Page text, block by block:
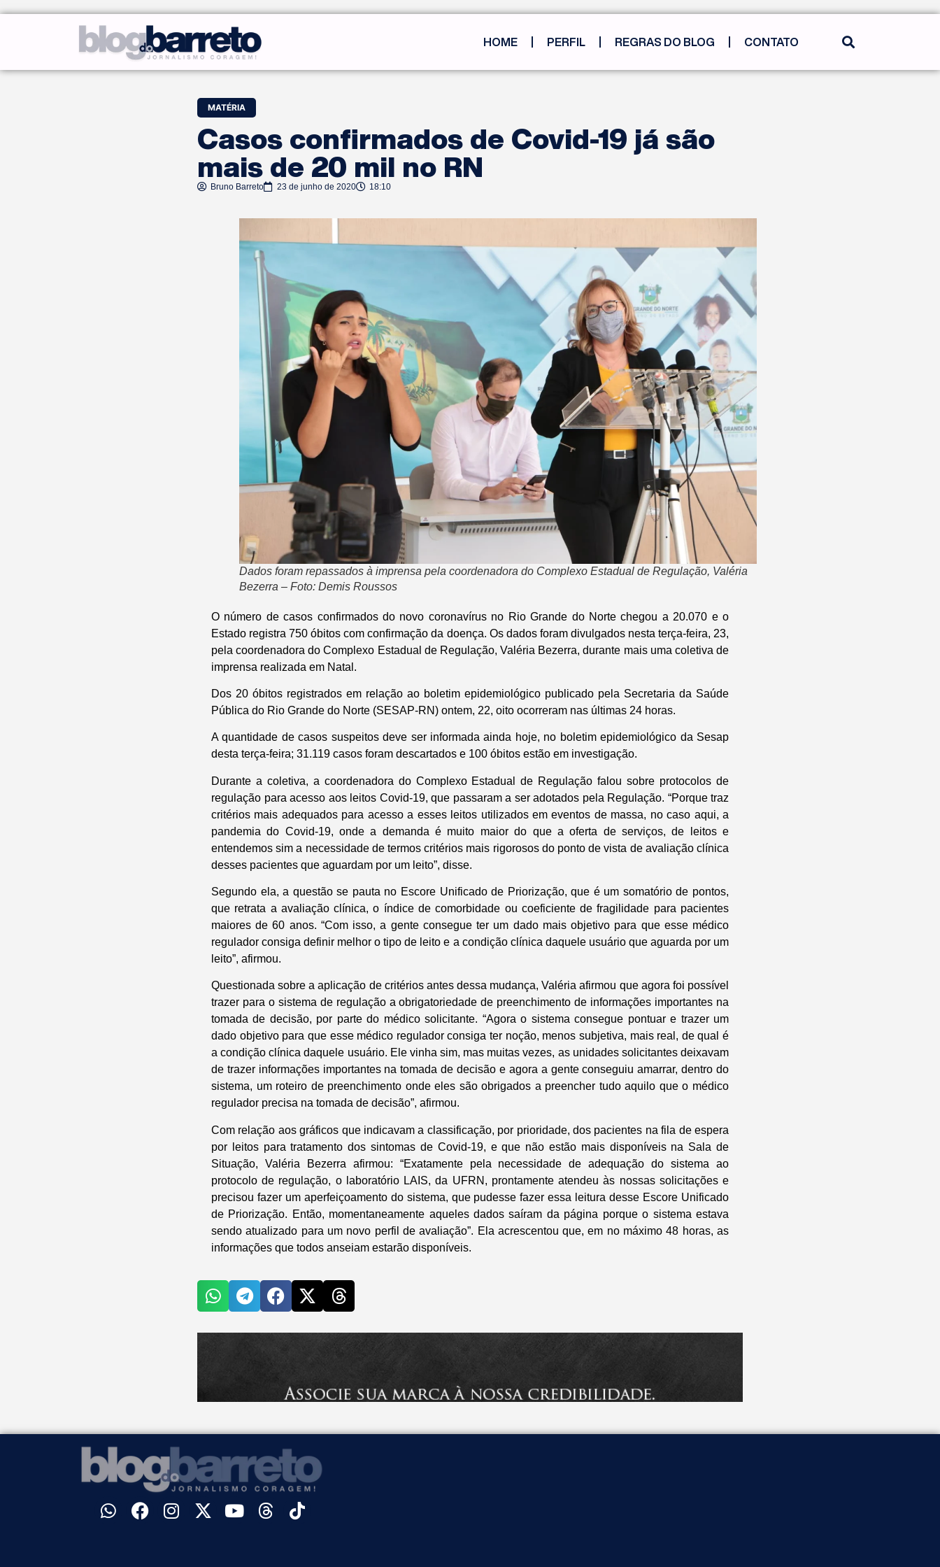
HOME PERFIL REGRAS DO BLOG CONTATO
MATÉRIA
Casos confirmados de Covid-19 já são
mais de 20 mil no RN
Bruno Barreto 23 de junho de 2020 18:10
Dados foram repassados à imprensa pela coordenadora do Complexo Estadual de Regulação, Valéria
Bezerra – Foto: Demis Roussos
O número de casos confirmados do novo coronavírus no Rio Grande do Norte chegou a 20.070 e o
Estado registra 750 óbitos com confirmação da doença. Os dados foram divulgados nesta terça-feira, 23,
pela coordenadora do Complexo Estadual de Regulação, Valéria Bezerra, durante mais uma coletiva de
imprensa realizada em Natal.
Dos 20 óbitos registrados em relação ao boletim epidemiológico publicado pela Secretaria da Saúde
Pública do Rio Grande do Norte (SESAP-RN) ontem, 22, oito ocorreram nas últimas 24 horas.
A quantidade de casos suspeitos deve ser informada ainda hoje, no boletim epidemiológico da Sesap
desta terça-feira; 31.119 casos foram descartados e 100 óbitos estão em investigação.
Durante a coletiva, a coordenadora do Complexo Estadual de Regulação falou sobre protocolos de
regulação para acesso aos leitos Covid-19, que passaram a ser adotados pela Regulação. “Porque traz
critérios mais adequados para acesso a esses leitos utilizados em eventos de massa, no caso aqui, a
pandemia do Covid-19, onde a demanda é muito maior do que a oferta de serviços, de leitos e
entendemos sim a necessidade de termos critérios mais rigorosos do ponto de vista de avaliação clínica
desses pacientes que aguardam por um leito”, disse.
Segundo ela, a questão se pauta no Escore Unificado de Priorização, que é um somatório de pontos,
que retrata a avaliação clínica, o índice de comorbidade ou coeficiente de fragilidade para pacientes
maiores de 60 anos. “Com isso, a gente consegue ter um dado mais objetivo para que esse médico
regulador consiga definir melhor o tipo de leito e a condição clínica daquele usuário que aguarda por um
leito”, afirmou.
Questionada sobre a aplicação de critérios antes dessa mudança, Valéria afirmou que agora foi possível
trazer para o sistema de regulação a obrigatoriedade de preenchimento de informações importantes na
tomada de decisão, por parte do médico solicitante. “Agora o sistema consegue pontuar e trazer um
dado objetivo para que esse médico regulador consiga ter noção, menos subjetiva, mais real, de qual é
a condição clínica daquele usuário. Ele vinha sim, mas muitas vezes, as unidades solicitantes deixavam
de trazer informações importantes na tomada de decisão e agora a gente conseguiu amarrar, dentro do
sistema, um roteiro de preenchimento onde eles são obrigados a preencher tudo aquilo que o médico
regulador precisa na tomada de decisão”, afirmou.
Com relação aos gráficos que indicavam a classificação, por prioridade, dos pacientes na fila de espera
por leitos para tratamento dos sintomas de Covid-19, e que não estão mais disponíveis na Sala de
Situação, Valéria Bezerra afirmou: “Exatamente pela necessidade de adequação do sistema ao
protocolo de regulação, o laboratório LAIS, da UFRN, prontamente atendeu às nossas solicitações e
precisou fazer um aperfeiçoamento do sistema, que pudesse fazer essa leitura desse Escore Unificado
de Priorização. Então, momentaneamente aqueles dados saíram da página porque o sistema estava
sendo atualizado para um novo perfil de avaliação”. Ela acrescentou que, em no máximo 48 horas, as
informações que todos anseiam estarão disponíveis.